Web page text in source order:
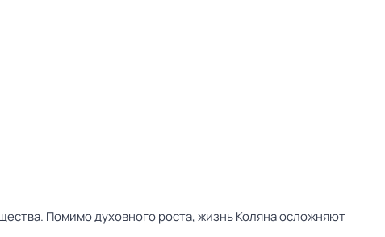
Помимо духовного роста, жизнь Коляна осложняют